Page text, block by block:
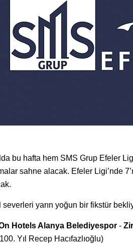
bu hafta hem SMS Grup Efeler
sahne alacak. Efeler Ligi’nde
yarın yoğun bir fikstür
Hotels Alanya Belediyespor -
Yıl Recep Hacıfazlıoğlu)